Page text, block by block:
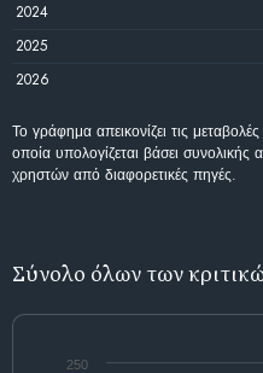
2024
2025
2026
Το γράφημα απεικονίζει τις
οποία υπολογίζεται βάσει
χρηστών από διαφορετικές πηγές.
Σύνολο όλων των
250